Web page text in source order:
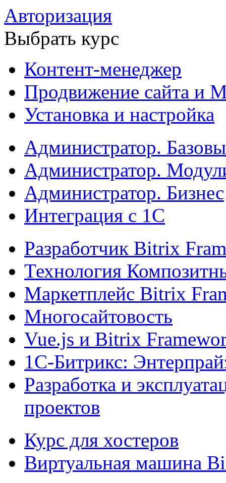
Авторизация
Выбрать курс
Контент-менеджер
Продвижение сайта и
Установка и настройка
Администратор.
Администратор.
Администратор. Бизнес
Интеграция с 1С
Разработчик Bitrix
Технология
Маркетплейс Bitrix
Многосайтовость
Vue.js и Bitrix
1С-Битрикс:
Разработка и
проектов
Курс для хостеров
Виртуальная машина